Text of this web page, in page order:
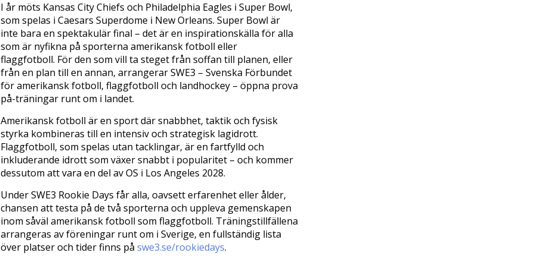
I år möts Kansas City Chiefs och Philadelphia Eagles i Super Bowl,
som spelas i Caesars Superdome i New Orleans. Super Bowl är
inte bara en spektakulär final – det är en inspirationskälla för alla
som är nyfikna på sporterna amerikansk fotboll eller
flaggfotboll. För den som vill ta steget från soffan till planen, eller
från en plan till en annan, arrangerar SWE3 – Svenska Förbundet
för amerikansk fotboll, flaggfotboll och landhockey – öppna prova
på-träningar runt om i landet.
Amerikansk fotboll är en sport där snabbhet, taktik och fysisk
styrka kombineras till en intensiv och strategisk lagidrott.
Flaggfotboll, som spelas utan tacklingar, är en fartfylld och
inkluderande idrott som växer snabbt i popularitet – och kommer
dessutom att vara en del av OS i Los Angeles 2028.
Under SWE3 Rookie Days får alla, oavsett erfarenhet eller ålder,
chansen att testa på de två sporterna och uppleva gemenskapen
inom såväl amerikansk fotboll som flaggfotboll. Träningstillfällena
arrangeras av föreningar runt om i Sverige, en fullständig lista
över platser och tider finns på swe3.se/rookiedays.